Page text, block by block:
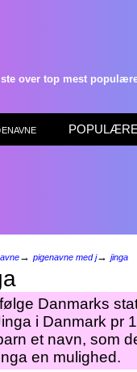
over top mest
POPULÆRE
→ pigenavne med j→ jinga
Danmarks
i Danmark pr
et navn, som
en mulighed.